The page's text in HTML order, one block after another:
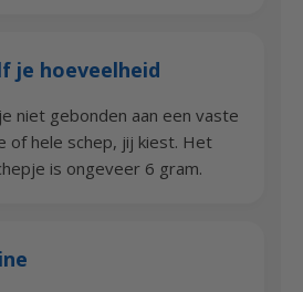
je hoeveelheid
niet gebonden aan een vaste
of hele schep, jij kiest. Het
is ongeveer 6 gram.